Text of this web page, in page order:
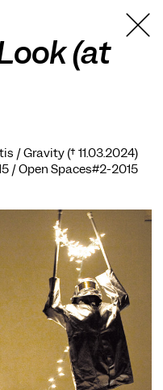
(at
/ Gravity († 11.03.2024)
/ Open Spaces#2-2015